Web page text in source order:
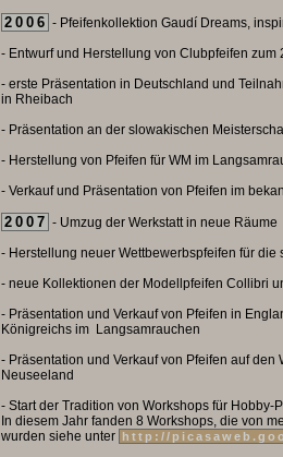
2006 - Pfeifenkollektion Gaudí Dreams,
- Entwurf und Herstellung von Clubpfeifen
- erste Präsentation in Deutschland und
in Rheibach
- Präsentation an der slowakischen
- Herstellung von Pfeifen für WM im
- Verkauf und Präsentation von Pfeifen im
2007 - Umzug der Werkstatt in neue Räume
- Herstellung neuer Wettbewerbspfeifen für die
- neue Kollektionen der Modellpfeifen Collibri
- Präsentation und Verkauf von Pfeifen in
Königreichs im Langsamrauchen
- Präsentation und Verkauf von Pfeifen auf
Neuseeland
- Start der Tradition von Workshops für Hobby-
In diesem Jahr fanden 8 Workshops, die von
wurden siehe unter http://